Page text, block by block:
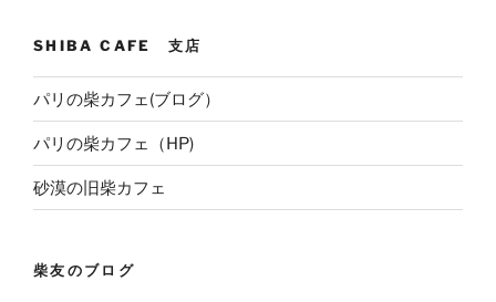
SHIBA CAFE 支店
パリの柴カフェ(ブログ）
パリの柴カフェ（HP)
砂漠の旧柴カフェ
柴友のブログ